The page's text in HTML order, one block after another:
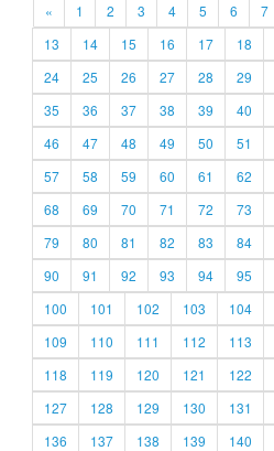
« 1 2 3 4 5 6 7
13
14 15 16 17 18
24
25 26 27 28 29
35
36 37 38 39 40
46
47 48 49 50 51
57
58 59 60 61 62
68
69 70 71 72 73
79
80 81 82 83 84
90
91 92 93 94 95
100
101 102 103 104
109
110 111 112 113
118
119 120 121 122
127
128 129 130 131
136
137 138 139 140